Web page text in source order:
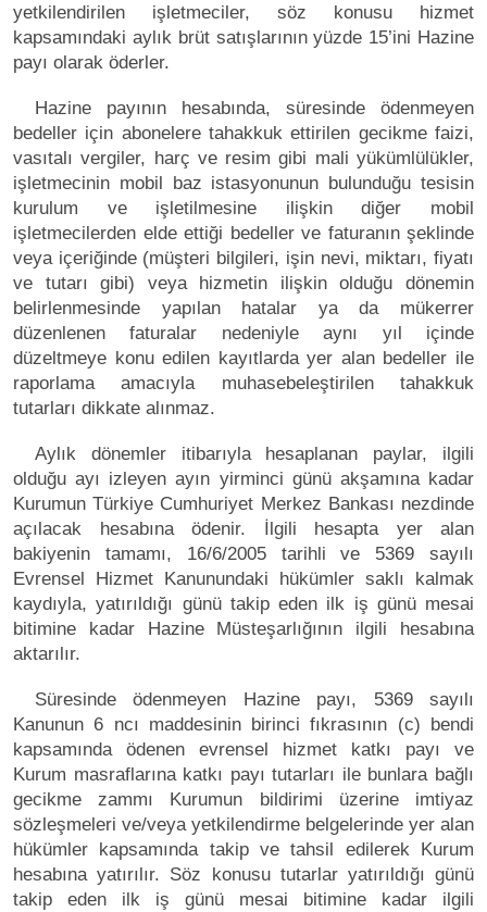
yetkilendirilen işletmeciler, söz konusu hizmet
kapsamındaki aylık brüt satışlarının yüzde 15’ini Hazine
payı olarak öderler.
Hazine payının hesabında, süresinde ödenmeyen
bedeller için abonelere tahakkuk ettirilen gecikme faizi,
vasıtalı vergiler, harç ve resim gibi mali yükümlülükler,
işletmecinin mobil baz istasyonunun bulunduğu tesisin
kurulum ve işletilmesine ilişkin diğer mobil
işletmecilerden elde ettiği bedeller ve faturanın şeklinde
veya içeriğinde (müşteri bilgileri, işin nevi, miktarı, fiyatı
ve tutarı gibi) veya hizmetin ilişkin olduğu dönemin
belirlenmesinde yapılan hatalar ya da mükerrer
düzenlenen faturalar nedeniyle aynı yıl içinde
düzeltmeye konu edilen kayıtlarda yer alan bedeller ile
raporlama amacıyla muhasebeleştirilen tahakkuk
tutarları dikkate alınmaz.
Aylık dönemler itibarıyla hesaplanan paylar, ilgili
olduğu ayı izleyen ayın yirminci günü akşamına kadar
Kurumun Türkiye Cumhuriyet Merkez Bankası nezdinde
açılacak hesabına ödenir. İlgili hesapta yer alan
bakiyenin tamamı, 16/6/2005 tarihli ve 5369 sayılı
Evrensel Hizmet Kanunundaki hükümler saklı kalmak
kaydıyla, yatırıldığı günü takip eden ilk iş günü mesai
bitimine kadar Hazine Müsteşarlığının ilgili hesabına
aktarılır.
Süresinde ödenmeyen Hazine payı, 5369 sayılı
Kanunun 6 ncı maddesinin birinci fıkrasının (c) bendi
kapsamında ödenen evrensel hizmet katkı payı ve
Kurum masraflarına katkı payı tutarları ile bunlara bağlı
gecikme zammı Kurumun bildirimi üzerine imtiyaz
sözleşmeleri ve/veya yetkilendirme belgelerinde yer alan
hükümler kapsamında takip ve tahsil edilerek Kurum
hesabına yatırılır. Söz konusu tutarlar yatırıldığı günü
takip eden ilk iş günü mesai bitimine kadar ilgili